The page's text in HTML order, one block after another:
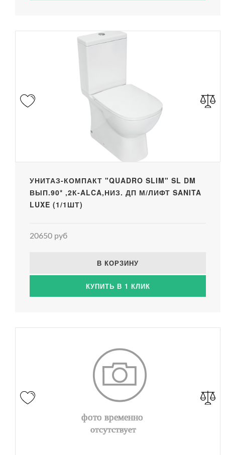
УНИТАЗ-КОМПАКТ "QUADRO SLIM" SL DM
ВЫП.90* ,2К-ALCA,НИЗ. ДП М/ЛИФТ SANITA
LUXE (1/1ШТ)
20650 руб
В КОРЗИНУ
КУПИТЬ В 1 КЛИК